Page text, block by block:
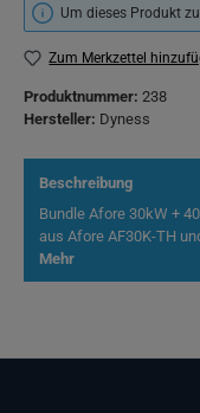
Um dieses Produkt
Zum Merkzettel
Produktnummer: 238
Hersteller: Dyness
Beschreibung
Bundle Afore 30kW +
aus Afore AF30K-TH
Mehr